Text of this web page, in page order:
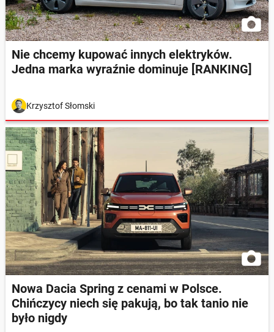
Nie chcemy kupować innych elektryków.
Jedna marka wyraźnie dominuje [RANKING]
Krzysztof Słomski
Nowa Dacia Spring z cenami w Polsce.
Chińczycy niech się pakują, bo tak tanio nie
było nigdy